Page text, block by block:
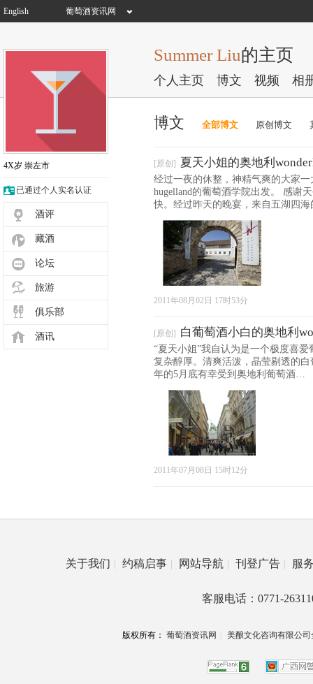
English 葡萄酒资讯网
Summer Liu的主页
个人主页 博文 视频 相
4X岁 崇左市
已通过个人实名认证
酒评
藏酒
论坛
旅游
俱乐部
酒讯
博文 全部博文 原创博文
[原创] 夏天小姐的奥地利
经过一夜的休整，神精气爽的大家一
hugelland的葡萄酒学院出发。 感谢
快。经过昨天的晚宴，来自五湖四
2011年08月02日 17时53分
[原创] 白葡萄酒小白的奥地利
“夏天小姐”我自认为是一个极度喜
复杂醇厚。清爽活泼，晶莹剔透的
年的5月底有幸受到奥地利葡萄酒…
2011年07月08日 15时12分
关于我们 | 约稿启事 | 网站导航 | 刊登广告 | 服
客服电话：0771-
版权所有： 葡萄酒资讯网 美酿文化咨询有限公司